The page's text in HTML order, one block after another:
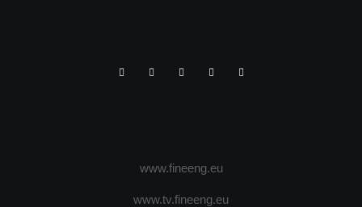
www.fineeng.eu
www.tv.fineeng.eu